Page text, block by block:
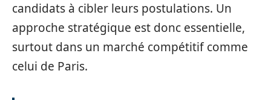
candidats à cibler leurs postulations. Un
approche stratégique est donc essentielle,
surtout dans un marché compétitif comme
celui de Paris.